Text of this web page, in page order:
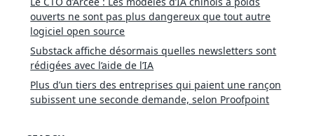
ouverts ne sont pas plus dangereux que tout autre
logiciel open source
Substack affiche désormais quelles newsletters sont
rédigées avec l’aide de l’IA
Plus d’un tiers des entreprises qui paient une rançon
subissent une seconde demande, selon Proofpoint